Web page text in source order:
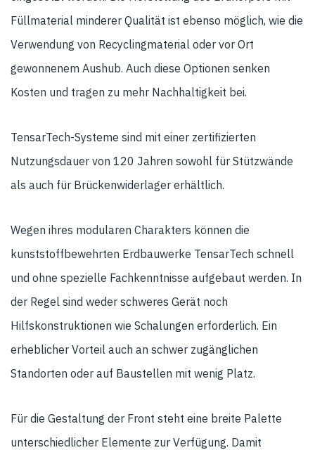
Füllmaterial minderer Qualität ist ebenso möglich, wie die
Verwendung von Recyclingmaterial oder vor Ort
gewonnenem Aushub. Auch diese Optionen senken
Kosten und tragen zu mehr Nachhaltigkeit bei.
TensarTech-Systeme sind mit einer zertifizierten
Nutzungsdauer von 120 Jahren sowohl für Stützwände
als auch für Brückenwiderlager erhältlich.
Wegen ihres modularen Charakters können die
kunststoffbewehrten Erdbauwerke TensarTech schnell
und ohne spezielle Fachkenntnisse aufgebaut werden. In
der Regel sind weder schweres Gerät noch
Hilfskonstruktionen wie Schalungen erforderlich. Ein
erheblicher Vorteil auch an schwer zugänglichen
Standorten oder auf Baustellen mit wenig Platz.
Für die Gestaltung der Front steht eine breite Palette
unterschiedlicher Elemente zur Verfügung. Damit